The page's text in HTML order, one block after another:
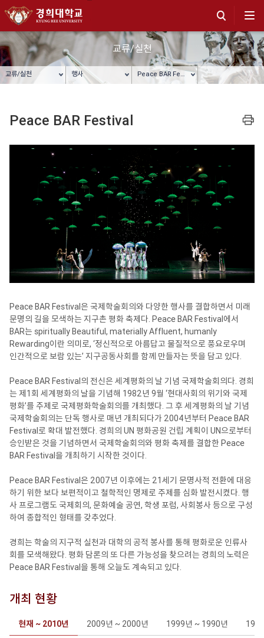
교류/실천
교류/실천 행사 Peace BAR Festival
프린트
Peace BAR Festival
Peace BAR Festival은 국제학술회의와 다양한 행사를 결합하면서 미래
문명의 길을 모색하는 지구촌 평화 축제다. Peace BAR Festival에서
BAR는 spiritually Beautiful, materially Affluent, humanly
Rewarding이란 의미로, ‘정신적으로 아름답고 물질적으로 풍요로우며
인간적으로 보람 있는’ 지구공동사회를 함께 만들자는 뜻을 담고 있다.
Peace BAR Festival의 전신은 세계평화의 날 기념 국제학술회의다. 경희
는 제1회 세계평화의 날을 기념해 1982년 9월 ‘현대사회의 위기와 국제
평화’를 주제로 국제평화학술회의를 개최했다. 그 후 세계평화의 날 기념
국제학술회의는 단독 행사로 매년 개최되다가 2004년부터 Peace BAR
Festival로 확대 발전했다. 경희의 UN 평화공원 건립 계획이 UN으로부터
승인받은 것을 기념하면서 국제학술회의와 평화 축제를 결합한 Peace
BAR Festival을 개최하기 시작한 것이다.
Peace BAR Festival은 2007년 이후에는 21세기 문명사적 전환에 대응
하기 위한 보다 보편적이고 철학적인 명제로 주제를 심화 발전시켰다. 행
사 프로그램도 국제회의, 문화예술 공연, 학생 포럼, 사회봉사 등으로 구성
하여 종합적인 형태를 갖추었다.
경희는 학술의 지구적 실천과 대학의 공적 봉사를 통해 평화로운 인류사
회를 모색해왔다. 평화 담론의 또 다른 가능성을 찾으려는 경희의 노력은
Peace BAR Festival을 통해 오늘도 계속되고 있다.
개최 현황
현재 ~ 2010년 2009년 ~ 2000년 1999년 ~ 1990년